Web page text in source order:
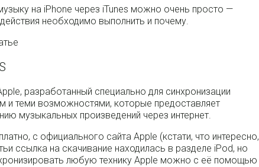
на iPhone через iTunes можно очень просто —
необходимо выполнить и почему.
разработанный специально для синхронизации
и теми возможностями, которые предоставляет
музыкальных произведений через интернет.
с официального сайта Apple (кстати, что интересно,
ссылка на скачивание находилась в разделе iPod, но
любую технику Apple можно с её помощью